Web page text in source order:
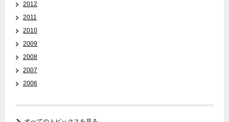
2012
2011
2010
2009
2008
2007
2006